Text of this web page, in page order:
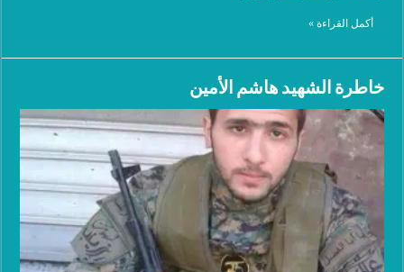
أكمل القراءة »
خاطرة الشهيد هاشم الأمين